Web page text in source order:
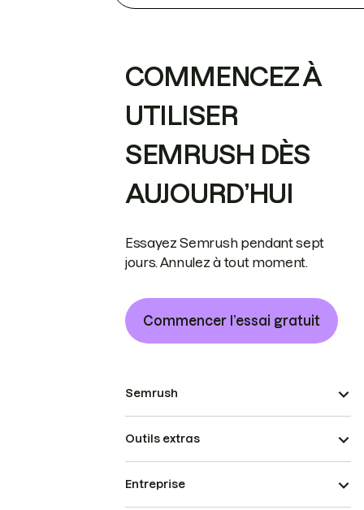
COMMENCEZ À
UTILISER
SEMRUSH DÈS
AUJOURD’HUI
Essayez Semrush pendant sept
jours. Annulez à tout moment.
Commencer l’essai gratuit
Semrush
Outils extras
Entreprise